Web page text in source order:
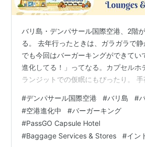
バリ島・デンパサール国際空港、2階
る。 去年行ったときは、ガラガラで静
でも今回はバーガーキングができてい
進化してる！」ってなる。カプセルホ
ランジットでの仮眠にもぴったり。
るだけで、用事も休憩も一気に済ませ
で見ると、フロアのピカピカ具合も伝
広さで、空港にいるだけでなんだかワ
まだ進化途中だけど、確実に便利にな
#デンパサール国際空港 #バリ島 #
#空港進化中 #バーガーキング
#PassGO Capsule Hotel
#Baggage Services & Stores #イン